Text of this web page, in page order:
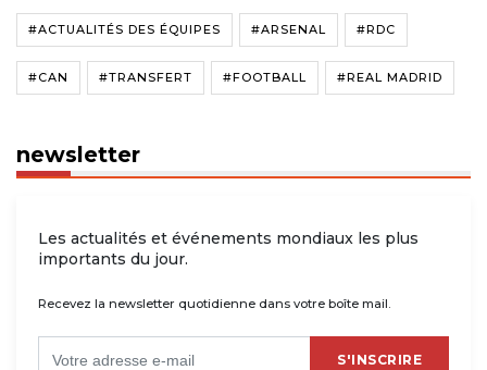
#ACTUALITÉS DES ÉQUIPES #ARSENAL #RDC
#CAN #TRANSFERT #FOOTBALL #REAL MADRID
newsletter
Les actualités et événements mondiaux les plus
importants du jour.
Recevez la newsletter quotidienne dans votre boîte mail.
S'INSCRIRE